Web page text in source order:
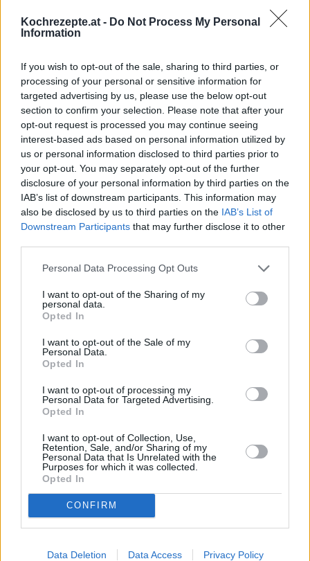
Kochrezepte.at - Do Not Process My Personal
Information
If you wish to opt-out of the sale, sharing to third parties, or
processing of your personal or sensitive information for
targeted advertising by us, please use the below opt-out
section to confirm your selection. Please note that after your
opt-out request is processed you may continue seeing
interest-based ads based on personal information utilized by
us or personal information disclosed to third parties prior to
your opt-out. You may separately opt-out of the further
disclosure of your personal information by third parties on the
IAB’s list of downstream participants. This information may
also be disclosed by us to third parties on the IAB’s List of
Downstream Participants that may further disclose it to other
Personal Data Processing Opt Outs
I want to opt-out of the Sharing of my
personal data.
Opted In
I want to opt-out of the Sale of my
Personal Data.
Opted In
I want to opt-out of processing my
Personal Data for Targeted Advertising.
Opted In
I want to opt-out of Collection, Use,
Retention, Sale, and/or Sharing of my
Personal Data that Is Unrelated with the
Purposes for which it was collected.
Opted In
CONFIRM
Data Deletion Data Access Privacy Policy
Sauerkrautauflauf
Chinakohlstrudel
Leicht
Erdäpfel-Gemüsesuppe mit Würsteln
Leicht
Kartoffelknödel mit Sauerkraut
Leicht
Sauerkrautsuppe mit Wurst
Einfache Gemüsesuppe
Leicht
One Pot Linseneintopf mit
Frankfurter